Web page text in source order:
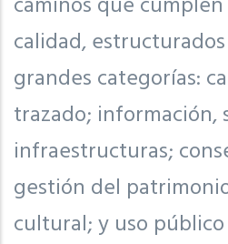
calidad,
grandes categorías:
trazado; información,
infraestructuras;
gestión del
cultural; y uso